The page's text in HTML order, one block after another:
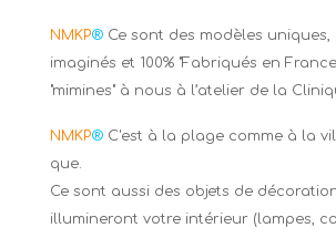
NMKP®Ce sont des modèles uniques,
imaginés et 100% "Fabriqués en
"mimines" à nous à l’atelier de la
NMKP®C'est à la plage comme à la
que.
Ce sont aussi des objets de
illumineront votre intérieur (lampes,